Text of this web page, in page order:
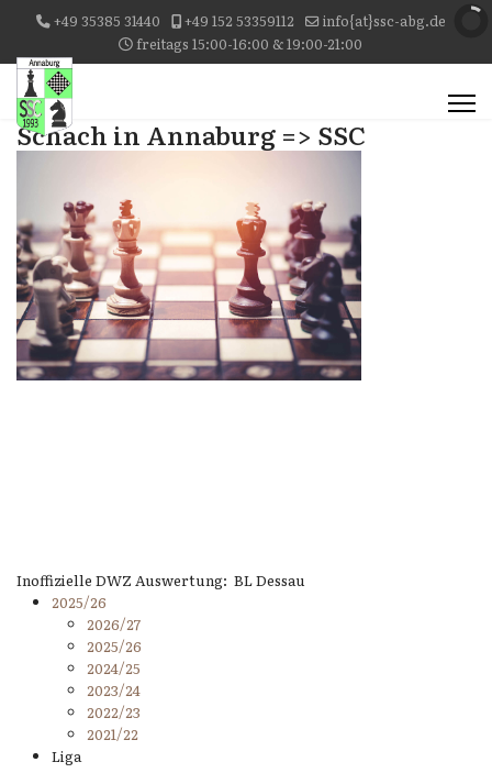
+49 35385 31440 +49 152 53359112
info{at}ssc-abg.de
freitags 15:00-16:00 & 19:00-21:00
Schach in Annaburg => SSC
Inoffizielle DWZ Auswertung: BL Dessau
2025/26
2026/27
2025/26
2024/25
2023/24
2022/23
2021/22
Liga